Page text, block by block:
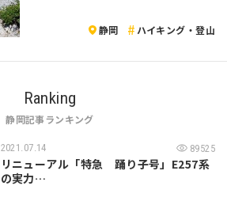
静岡 ハイキング・登山
Ranking
静岡記事ランキング
2021.07.14 89525
リニューアル「特急 踊り子号」E257系
の実力…